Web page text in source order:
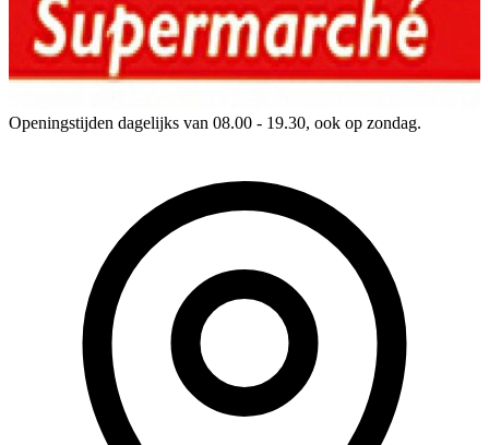
Openingstijden dagelijks van 08.00 - 19.30, ook op zondag.